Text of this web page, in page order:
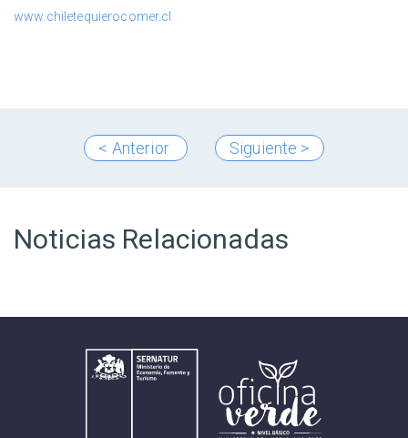
www.chiletequierocomer.cl
< Anterior Siguiente >
Noticias Relacionadas